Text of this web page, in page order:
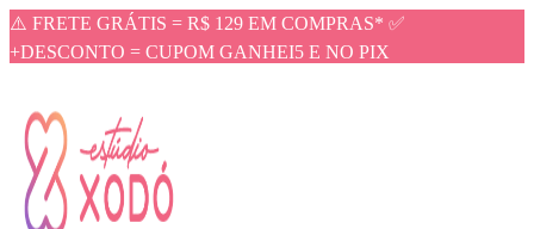
⚠️ FRETE GRÁTIS = R$ 129 EM COMPRAS* ✅
+DESCONTO = CUPOM GANHEI5 E NO PIX